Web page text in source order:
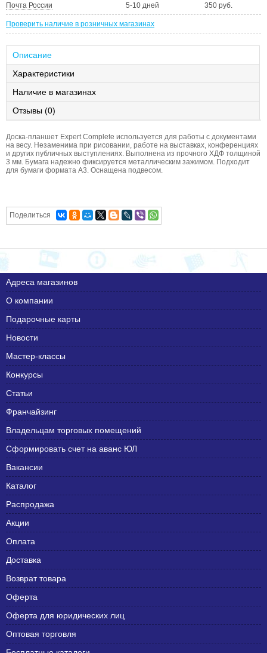
Почта России 5-10 дней 350 руб.
Проверить наличие в розничных магазинах
Описание
Характеристики
Наличие в магазинах
Отзывы (0)
Доска-планшет Expert Complete используется для работы с документами
на весу. Незаменима при рисовании, работе на выставках, конференциях
и других публичных выступлениях. Выполнена из прочного ХДФ толщиной
3 мм. Бумага надежно фиксируется металлическим зажимом. Подходит
для бумаги формата А3. Оснащена подвесом.
Поделиться
Адреса магазинов
О компании
Подарочные карты
Новости
Мастер-классы
Конкурсы
Статьи
Франчайзинг
Владельцам торговых помещений
Сформировать счет на аванс ЮЛ
Вакансии
Каталог
Распродажа
Акции
Оплата
Доставка
Возврат товара
Оферта
Оферта для юридических лиц
Оптовая торговля